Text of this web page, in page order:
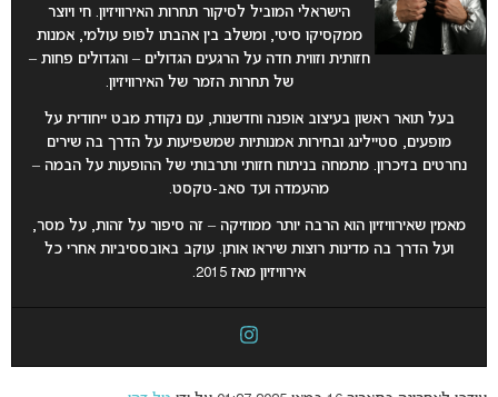
הישראלי המוביל לסיקור תחרות האירוויזיון. חי ויוצר
ממקסיקו סיטי, ומשלב בין אהבתו לפופ עולמי, אמנות
חזותית וזווית חדה על הרגעים הגדולים – והגדולים פחות –
של תחרות הזמר של האירוויזיון.
בעל תואר ראשון בעיצוב אופנה וחדשנות, עם נקודת מבט ייחודית על
מופעים, סטיילינג ובחירות אמנותיות שמשפיעות על הדרך בה שירים
נחרטים בזיכרון. מתמחה בניתוח חזותי ותרבותי של ההופעות על הבמה –
מהעמדה ועד סאב-טקסט.
מאמין שאירוויזיון הוא הרבה יותר ממוזיקה – זה סיפור על זהות, על מסר,
ועל הדרך בה מדינות רוצות שיראו אותן. עוקב באובססיביות אחרי כל
אירוויזיון מאז 2015.